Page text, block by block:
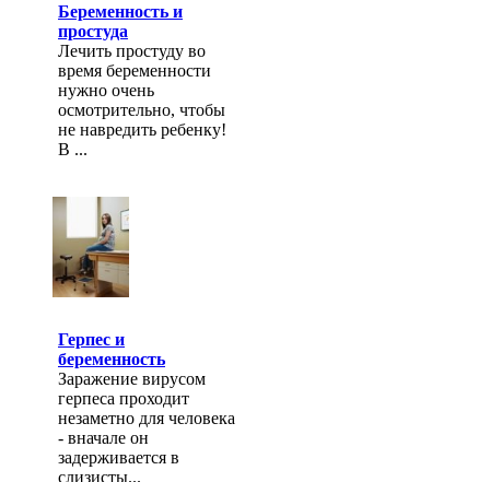
Беременность и
простуда
Лечить простуду во
время беременности
нужно очень
осмотрительно, чтобы
не навредить ребенку!
В ...
Герпес и
беременность
Заражение вирусом
герпеса проходит
незаметно для человека
- вначале он
задерживается в
слизисты...